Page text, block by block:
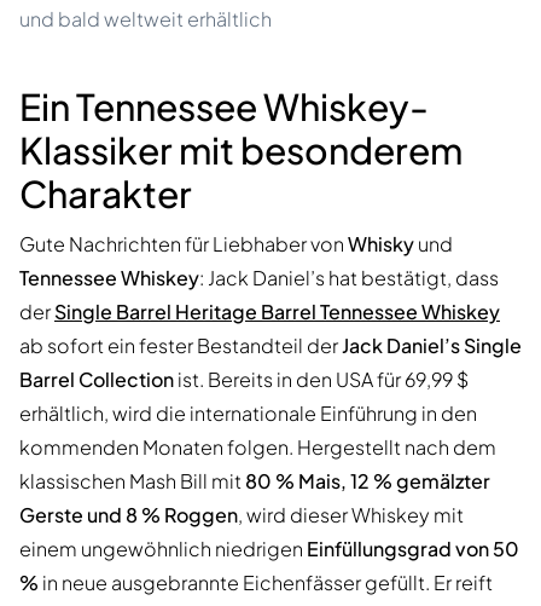
und bald weltweit erhältlich
Ein Tennessee Whiskey-
Klassiker mit besonderem
Charakter
Gute Nachrichten für Liebhaber vonWhiskyund
Tennessee Whiskey: Jack Daniel’s hat bestätigt, dass
derSingle Barrel Heritage Barrel Tennessee Whiskey
ab sofort ein fester Bestandteil derJack Daniel’s Single
Barrel Collectionist. Bereits in den USA für 69,99 $
erhältlich, wird die internationale Einführung in den
kommenden Monaten folgen. Hergestellt nach dem
klassischen Mash Bill mit 80 % Mais, 12 % gemälzter
Gerste und 8 % Roggen, wird dieser Whiskey mit
einem ungewöhnlich niedrigen Einfüllungsgrad von 50
% in neue ausgebrannte Eichenfässer gefüllt. Er reift